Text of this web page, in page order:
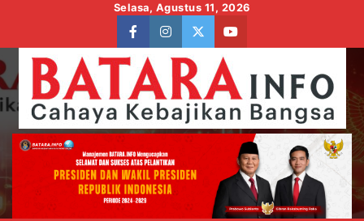
content
Selasa, Agustus 11, 2026
facebookinstagram
twitteryoutube